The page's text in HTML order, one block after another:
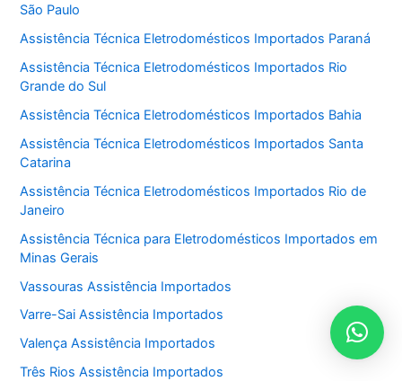
São Paulo
Assistência Técnica Eletrodomésticos Importados Paraná
Assistência Técnica Eletrodomésticos Importados Rio
Grande do Sul
Assistência Técnica Eletrodomésticos Importados Bahia
Assistência Técnica Eletrodomésticos Importados Santa
Catarina
Assistência Técnica Eletrodomésticos Importados Rio de
Janeiro
Assistência Técnica para Eletrodomésticos Importados em
Minas Gerais
Vassouras Assistência Importados
Varre-Sai Assistência Importados
Valença Assistência Importados
Três Rios Assistência Importados